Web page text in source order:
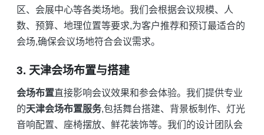
区、会展中心等各类场地。我们会根据会议规模、人
数、预算、地理位置等要求,为客户推荐和预订最适合的
会场,确保会议场地符合会议需求。
3. 天津会场布置与搭建
会场布置直接影响会议效果和参会体验。我们提供专业
的天津会场布置服务,包括舞台搭建、背景板制作、灯光
音响配置、座椅摆放、鲜花装饰等。我们的设计团队会